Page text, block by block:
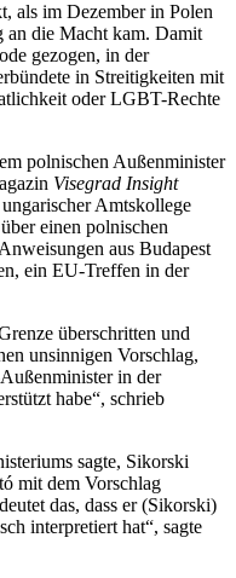
als im Dezember in Polen
an die Macht kam. Damit
gezogen, in der
in Streitigkeiten mit
oder LGBT-Rechte
polnischen Außenminister
Visegrad Insight
Amtskollege
einen polnischen
aus Budapest
ein EU-Treffen in der
überschritten und
unsinnigen Vorschlag,
in der
habe“, schrieb
sagte, Sikorski
mit dem Vorschlag
das, dass er (Sikorski)
interpretiert hat“, sagte